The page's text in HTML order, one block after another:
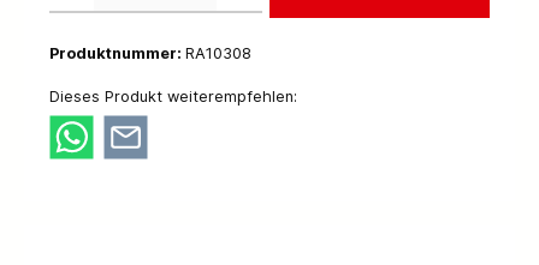
Produktnummer: RA10308
Dieses Produkt weiterempfehlen: